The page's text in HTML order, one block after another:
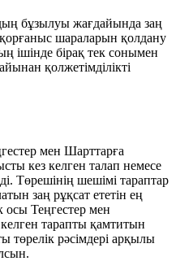
бұзылуы жағдайында заң
шараларын қолдану
ішінде бірақ тек сонымен
қолжетімділікті
мен Шарттарға
кез келген талап немесе
Төрешінің шешімі тараптар
заң рұқсат ететін ең
осы Теңгестер мен
тарапты қамтитын
төрелік рәсімдері арқылы